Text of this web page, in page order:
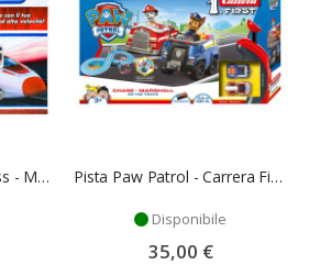
Pista treno Euro Express - Mazzeo Giocattoli Pista Paw Patrol - Carrera First
Disponibile
35,00 €